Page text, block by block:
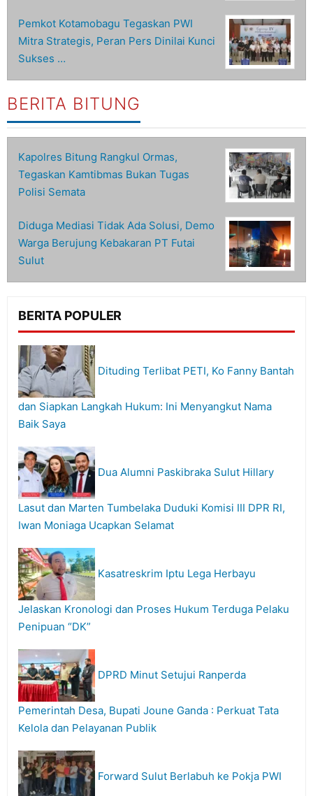
Pemkot Kotamobagu Tegaskan PWI
Mitra Strategis, Peran Pers Dinilai Kunci
Sukses …
BERITA BITUNG
Kapolres Bitung Rangkul Ormas,
Tegaskan Kamtibmas Bukan Tugas
Polisi Semata
Diduga Mediasi Tidak Ada Solusi, Demo
Warga Berujung Kebakaran PT Futai
Sulut
BERITA POPULER
Dituding Terlibat PETI, Ko Fanny Bantah
dan Siapkan Langkah Hukum: Ini Menyangkut Nama
Baik Saya
Dua Alumni Paskibraka Sulut Hillary
Lasut dan Marten Tumbelaka Duduki Komisi III DPR RI,
Iwan Moniaga Ucapkan Selamat
Kasatreskrim Iptu Lega Herbayu
Jelaskan Kronologi dan Proses Hukum Terduga Pelaku
Penipuan “DK”
DPRD Minut Setujui Ranperda
Pemerintah Desa, Bupati Joune Ganda : Perkuat Tata
Kelola dan Pelayanan Publik
Forward Sulut Berlabuh ke Pokja PWI